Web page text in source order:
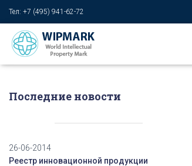
Тел: +7 (495) 941-62-72
Последние новости
26-06-2014
Реестр инновационной продукции